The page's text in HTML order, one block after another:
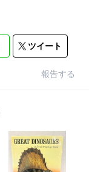
ツイート
報告する